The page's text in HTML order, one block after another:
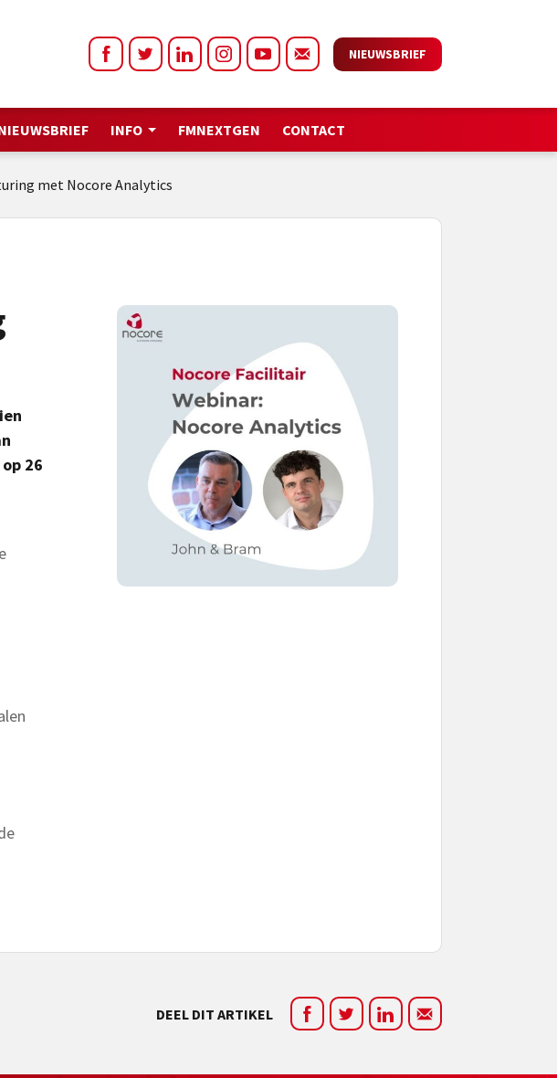
NIEUWSBRIEF
INFO FMNEXTGEN CONTACT
met Nocore Analytics
op 26
DEEL DIT ARTIKEL